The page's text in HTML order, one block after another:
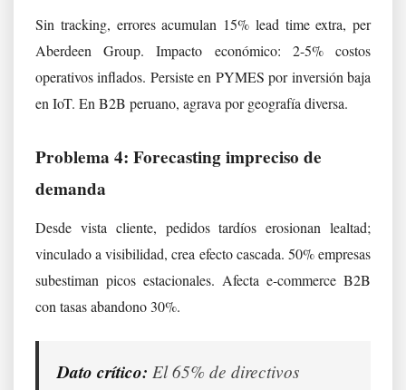
Sin tracking, errores acumulan 15% lead time extra, per
Aberdeen Group. Impacto económico: 2-5% costos
operativos inflados. Persiste en PYMES por inversión baja
en IoT. En B2B peruano, agrava por geografía diversa.
Problema 4: Forecasting impreciso de
demanda
Desde vista cliente, pedidos tardíos erosionan lealtad;
vinculado a visibilidad, crea efecto cascada. 50% empresas
subestiman picos estacionales. Afecta e-commerce B2B
con tasas abandono 30%.
Dato crítico: El 65% de directivos